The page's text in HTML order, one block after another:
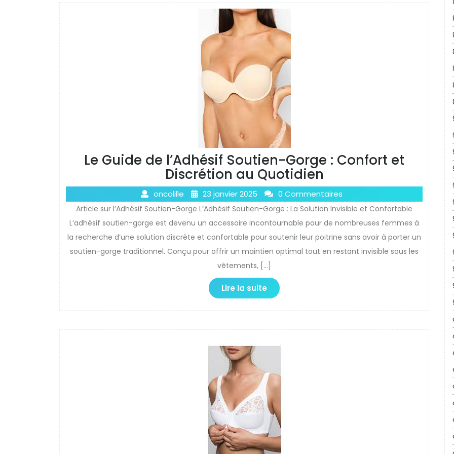
Le Guide de l’Adhésif Soutien-Gorge : Confort et
Discrétion au Quotidien
oncolille 23 janvier 2025 0 Commentaires
Article sur l’Adhésif Soutien-Gorge L’Adhésif Soutien-Gorge : La Solution Invisible et Confortable
L’adhésif soutien-gorge est devenu un accessoire incontournable pour de nombreuses femmes à
la recherche d’une solution discrète et confortable pour soutenir leur poitrine sans avoir à porter un
soutien-gorge traditionnel. Conçu pour offrir un maintien optimal tout en restant invisible sous les
vêtements, […]
Lire la suite